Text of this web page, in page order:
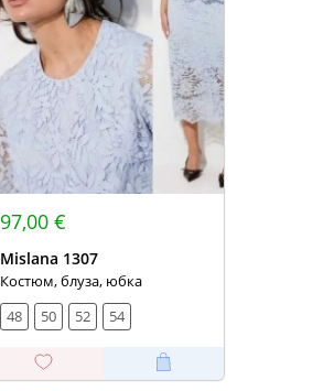
97,00 €
Mislana 1307
Костюм, блуза, юбка
48
50 52 54